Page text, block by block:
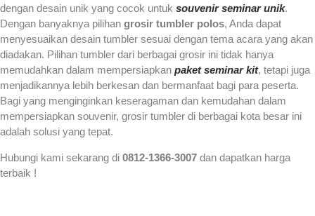
dengan desain unik yang cocok untuk souvenir seminar unik.
Dengan banyaknya pilihan grosir tumbler polos, Anda dapat
menyesuaikan desain tumbler sesuai dengan tema acara yang akan
diadakan. Pilihan tumbler dari berbagai grosir ini tidak hanya
memudahkan dalam mempersiapkan paket seminar kit, tetapi juga
menjadikannya lebih berkesan dan bermanfaat bagi para peserta.
Bagi yang menginginkan keseragaman dan kemudahan dalam
mempersiapkan souvenir, grosir tumbler di berbagai kota besar ini
adalah solusi yang tepat.
Hubungi kami sekarang di 0812-1366-3007 dan dapatkan harga
terbaik !